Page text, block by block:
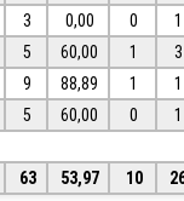
3 0,00 0
1
5 60,00 1
3
9 88,89 1
1
5 60,00 0
1
63 53,97 10